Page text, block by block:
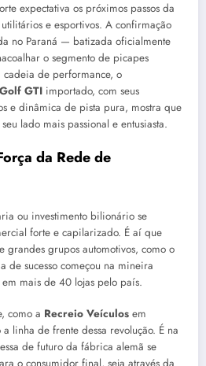
expectativa os próximos passos da
e esportivos. A confirmação
no Paraná — batizada oficialmente
o segmento de picapes
de performance, o
Golf GTI importado, com seus
e dinâmica de pista pura, mostra que
lado mais passional e entusiasta.
da Rede de
ou investimento bilionário se
forte e capilarizado. É aí que
grandes grupos automotivos, como o
de sucesso começou na mineira
mais de 40 lojas pelo país.
como a Recreio Veículos em
linha de frente dessa revolução. É na
de futuro da fábrica alemã se